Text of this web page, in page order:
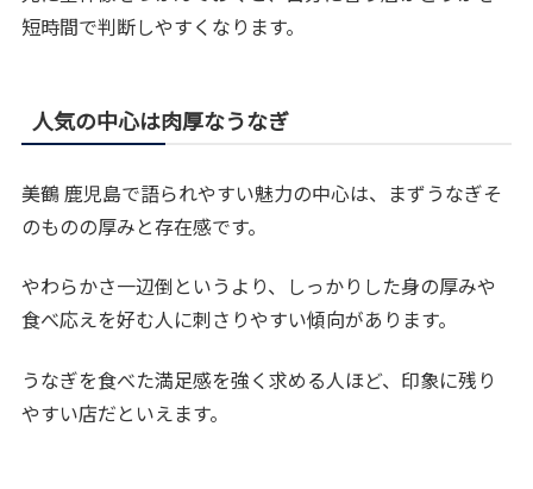
短時間で判断しやすくなります。
人気の中心は肉厚なうなぎ
美鶴 鹿児島で語られやすい魅力の中心は、まずうなぎそ
のものの厚みと存在感です。
やわらかさ一辺倒というより、しっかりした身の厚みや
食べ応えを好む人に刺さりやすい傾向があります。
うなぎを食べた満足感を強く求める人ほど、印象に残り
やすい店だといえます。